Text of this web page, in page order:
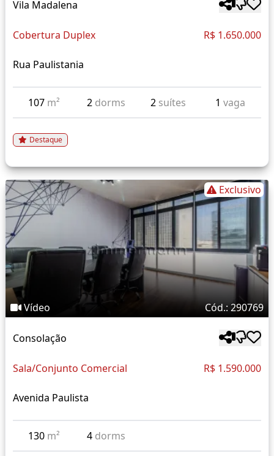
Vila Madalena
Cobertura Duplex R$ 1.650.000
Rua Paulistania
107 m² 2 dorms 2 suítes 1 vaga
Destaque
Exclusivo
Vídeo Cód.: 290769
Consolação
Sala/Conjunto Comercial R$ 1.590.000
Avenida Paulista
130 m² 4 dorms